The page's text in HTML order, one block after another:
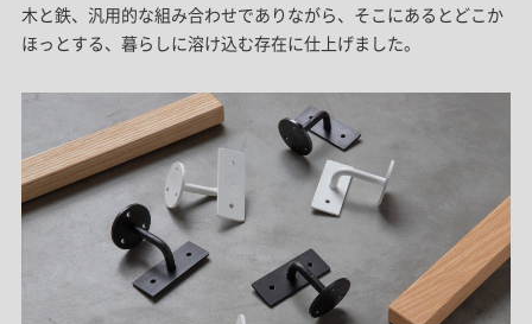
木と鉄、汎用的な組み合わせでありながら、そこにあるとどこか
ほっとする、暮らしに溶け込む存在に仕上げました。